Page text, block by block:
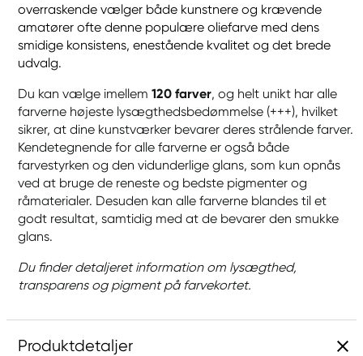
overraskende vælger både kunstnere og krævende
amatører ofte denne populære oliefarve med dens
smidige konsistens, enestående kvalitet og det brede
udvalg.
Du kan vælge imellem 120 farver, og helt unikt har alle
farverne højeste lysægthedsbedømmelse (+++), hvilket
sikrer, at dine kunstværker bevarer deres strålende farver.
Kendetegnende for alle farverne er også både
farvestyrken og den vidunderlige glans, som kun opnås
ved at bruge de reneste og bedste pigmenter og
råmaterialer. Desuden kan alle farverne blandes til et
godt resultat, samtidig med at de bevarer den smukke
glans.
Du finder detaljeret information om lysægthed,
transparens og pigment på farvekortet.
Produktdetaljer